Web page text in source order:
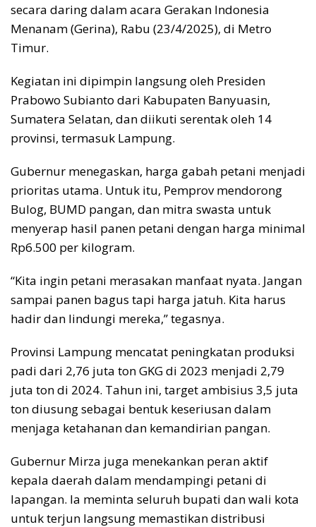
secara daring dalam acara Gerakan Indonesia
Menanam (Gerina), Rabu (23/4/2025), di Metro
Timur.
Kegiatan ini dipimpin langsung oleh Presiden
Prabowo Subianto dari Kabupaten Banyuasin,
Sumatera Selatan, dan diikuti serentak oleh 14
provinsi, termasuk Lampung.
Gubernur menegaskan, harga gabah petani menjadi
prioritas utama. Untuk itu, Pemprov mendorong
Bulog, BUMD pangan, dan mitra swasta untuk
menyerap hasil panen petani dengan harga minimal
Rp6.500 per kilogram.
“Kita ingin petani merasakan manfaat nyata. Jangan
sampai panen bagus tapi harga jatuh. Kita harus
hadir dan lindungi mereka,” tegasnya.
Provinsi Lampung mencatat peningkatan produksi
padi dari 2,76 juta ton GKG di 2023 menjadi 2,79
juta ton di 2024. Tahun ini, target ambisius 3,5 juta
ton diusung sebagai bentuk keseriusan dalam
menjaga ketahanan dan kemandirian pangan.
Gubernur Mirza juga menekankan peran aktif
kepala daerah dalam mendampingi petani di
lapangan. Ia meminta seluruh bupati dan wali kota
untuk terjun langsung memastikan distribusi